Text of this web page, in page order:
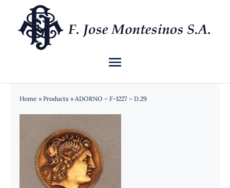
contenido
Toggle
Navigation
INICIO
QUIÉNES SOMOS
CATÁLOGO
NOTICIAS
Home » Products » ADORNO – F-1227 – D.29